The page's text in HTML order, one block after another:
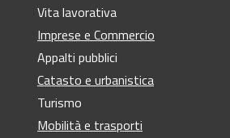
Vita lavorativa
Imprese e Commercio
Appalti pubblici
Catasto e urbanistica
Turismo
Mobilità e trasporti